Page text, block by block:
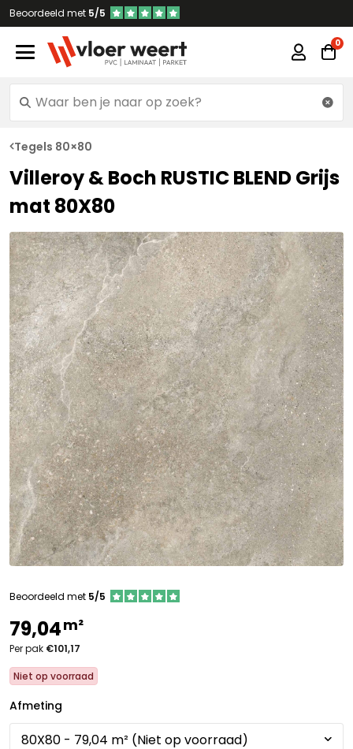
Beoordeeld met 5/5
Tegels 80×80
Villeroy & Boch RUSTIC BLEND Grijs
mat 80X80
Beoordeeld met 5/5
79,04m²
Per pak €101,17
Niet op voorraad
Afmeting